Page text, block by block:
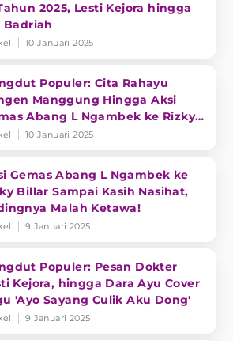
2025, Lesti Kejora hingga
Badriah
10 Januari 2025
Populer: Cita Rahayu
Manggung Hingga Aksi
Abang L Ngambek ke Rizky
10 Januari 2025
Gemas Abang L Ngambek ke
Billar Sampai Kasih Nasihat,
Malah Ketawa!
9 Januari 2025
Populer: Pesan Dokter
Kejora, hingga Dara Ayu Cover
'Ayo Sayang Culik Aku Dong'
9 Januari 2025